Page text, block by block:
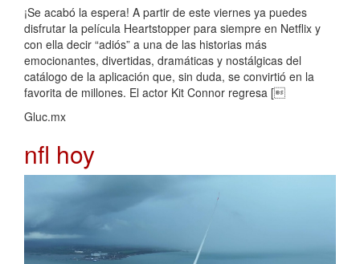
¡Se acabó la espera! A partir de este viernes ya puedes
disfrutar la película Heartstopper para siempre en Netflix y
con ella decir “adiós” a una de las historias más
emocionantes, divertidas, dramáticas y nostálgicas del
catálogo de la aplicación que, sin duda, se convirtió en la
favorita de millones. El actor Kit Connor regresa [
Gluc.mx
nfl hoy